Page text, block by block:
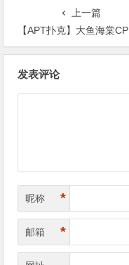
上一篇
【APT扑克】大鱼海棠CP破裂？赵小棠继虞书欣后关小号被网友喷学人精！
发表评论
昵称 *
邮箱 *